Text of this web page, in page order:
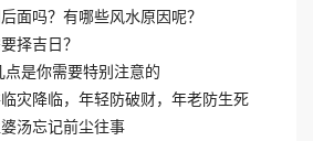
面吗？有哪些风水原因呢？
择吉日？
是你需要特别注意的
灾降临，年轻防破财，年老防生死
汤忘记前尘往事